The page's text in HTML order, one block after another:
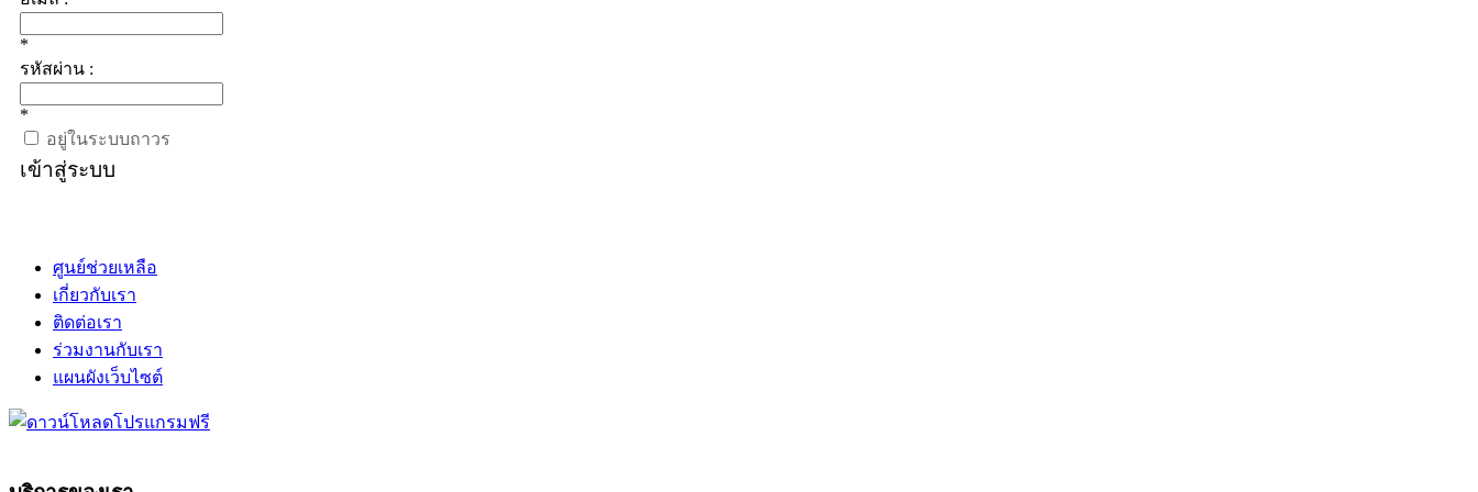
*
รหัสผ่าน :
*
อยู่ในระบบถาวร
เข้าสู่ระบบ
ศูนย์ช่วยเหลือ
เกี่ยวกับเรา
ติดต่อเรา
ร่วมงานกับเรา
แผนผังเว็บไซต์